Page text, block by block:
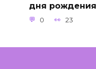
дня рождения
0 23